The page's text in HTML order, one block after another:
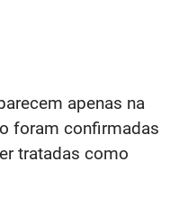
apenas na
foram confirmadas
tratadas como